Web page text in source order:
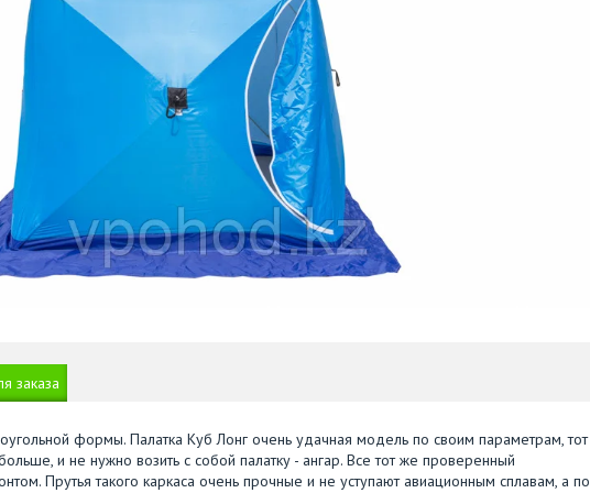
заказа
формы. Палатка Куб Лонг очень удачная модель по своим параметрам, тот
и не нужно возить с собой палатку - ангар. Все тот же проверенный
Прутья такого каркаса очень прочные и не уступают авиационным сплавам, а по